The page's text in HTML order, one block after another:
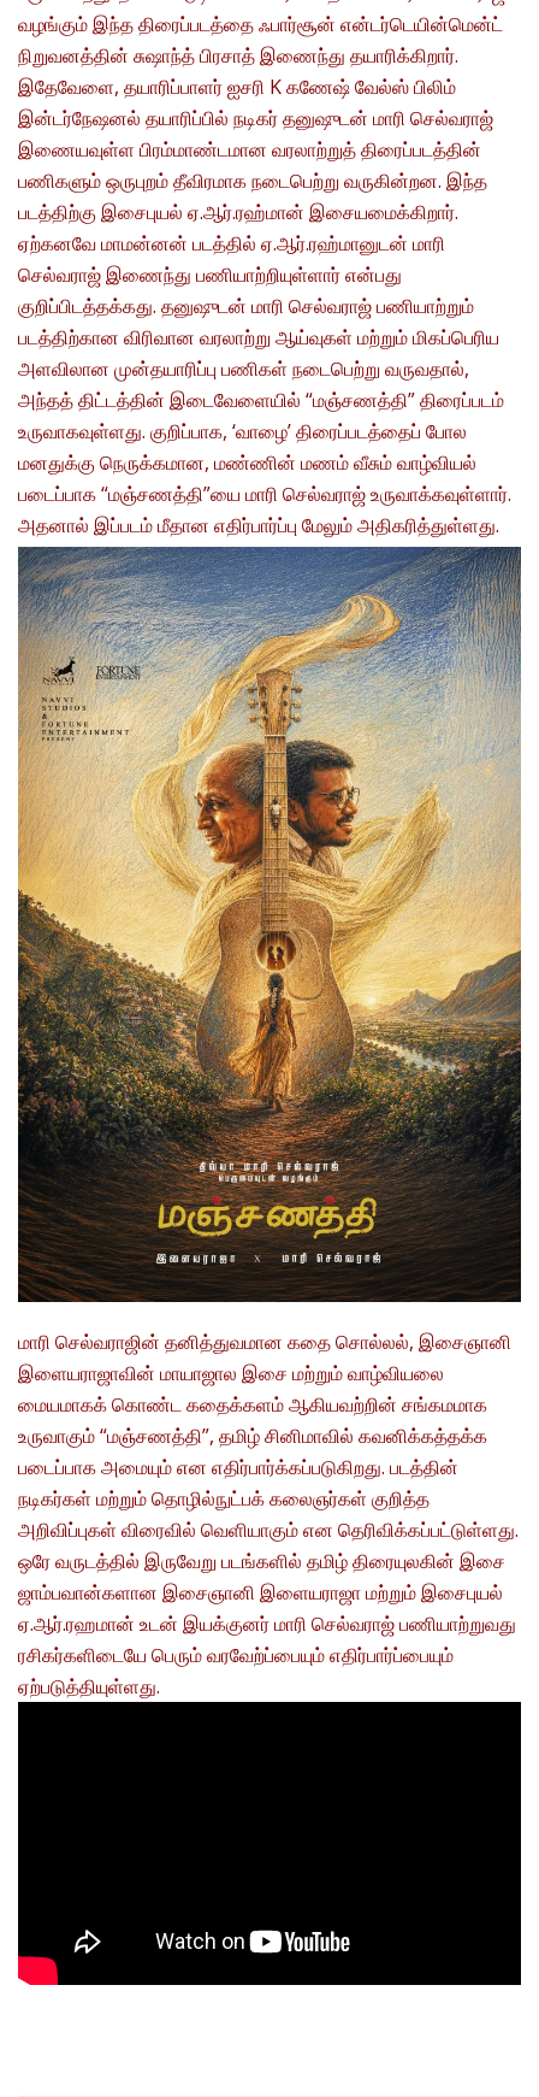
வழங்கும் இந்த திரைப்படத்தை ஃபார்சூன் என்டர்டெயின்மென்ட்
நிறுவனத்தின் சுஷாந்த் பிரசாத் இணைந்து தயாரிக்கிறார்.
இதேவேளை, தயாரிப்பாளர் ஐசரி K கணேஷ் வேல்ஸ் பிலிம்
இன்டர்நேஷனல் தயாரிப்பில் நடிகர் தனுஷுடன் மாரி செல்வராஜ்
இணையவுள்ள பிரம்மாண்டமான வரலாற்றுத் திரைப்படத்தின்
பணிகளும் ஒருபுறம் தீவிரமாக நடைபெற்று வருகின்றன. இந்த
படத்திற்கு இசைபுயல் ஏ.ஆர்.ரஹ்மான் இசையமைக்கிறார்.
ஏற்கனவே மாமன்னன் படத்தில் ஏ.ஆர்.ரஹ்மானுடன் மாரி
செல்வராஜ் இணைந்து பணியாற்றியுள்ளார் என்பது
குறிப்பிடத்தக்கது. தனுஷுடன் மாரி செல்வராஜ் பணியாற்றும்
படத்திற்கான விரிவான வரலாற்று ஆய்வுகள் மற்றும் மிகப்பெரிய
அளவிலான முன்தயாரிப்பு பணிகள் நடைபெற்று வருவதால்,
அந்தத் திட்டத்தின் இடைவேளையில் “மஞ்சணத்தி” திரைப்படம்
உருவாகவுள்ளது. குறிப்பாக, ‘வாழை’ திரைப்படத்தைப் போல
மனதுக்கு நெருக்கமான, மண்ணின் மணம் வீசும் வாழ்வியல்
படைப்பாக “மஞ்சணத்தி”யை மாரி செல்வராஜ் உருவாக்கவுள்ளார்.
அதனால் இப்படம் மீதான எதிர்பார்ப்பு மேலும் அதிகரித்துள்ளது.
மாரி செல்வராஜின் தனித்துவமான கதை சொல்லல், இசைஞானி
இளையராஜாவின் மாயாஜால இசை மற்றும் வாழ்வியலை
மையமாகக் கொண்ட கதைக்களம் ஆகியவற்றின் சங்கமமாக
உருவாகும் “மஞ்சணத்தி”, தமிழ் சினிமாவில் கவனிக்கத்தக்க
படைப்பாக அமையும் என எதிர்பார்க்கப்படுகிறது. படத்தின்
நடிகர்கள் மற்றும் தொழில்நுட்பக் கலைஞர்கள் குறித்த
அறிவிப்புகள் விரைவில் வெளியாகும் என தெரிவிக்கப்பட்டுள்ளது.
ஒரே வருடத்தில் இருவேறு படங்களில் தமிழ் திரையுலகின் இசை
ஜாம்பவான்களான இசைஞானி இளையராஜா மற்றும் இசைபுயல்
ஏ.ஆர்.ரஹமான் உடன் இயக்குனர் மாரி செல்வராஜ் பணியாற்றுவது
ரசிகர்களிடையே பெரும் வரவேற்ப்பையும் எதிர்பார்ப்பையும்
ஏற்படுத்தியுள்ளது.